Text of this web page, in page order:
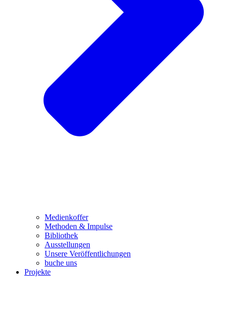
Medienkoffer
Methoden & Impulse
Bibliothek
Ausstellungen
Unsere Veröffentlichungen
buche uns
Projekte